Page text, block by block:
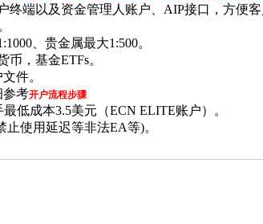
端以及资金管理人账户、AIP接口，方便客
、贵金属最大1:500。
，基金ETFs。
件。
参考开户流程步骤
低成本3.5美元（ECN ELITE账户）。
止使用延迟等非法EA等)。